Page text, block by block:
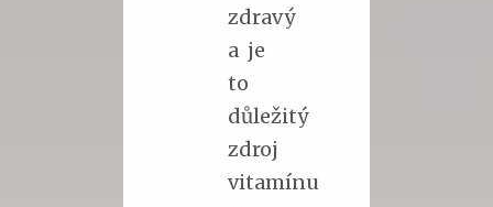
zdravý
a je
to
důležitý
zdroj
vitamínu